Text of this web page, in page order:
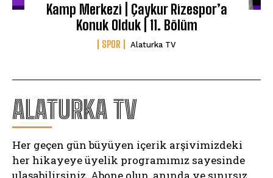
Kamp Merkezi | Çaykur Rizespor’a
Konuk Olduk | 11. Bölüm
SPOR Alaturka TV
ALATURKA TV
Her geçen gün büyüyen içerik arşivimizdeki
her hikayeye üyelik programımız sayesinde